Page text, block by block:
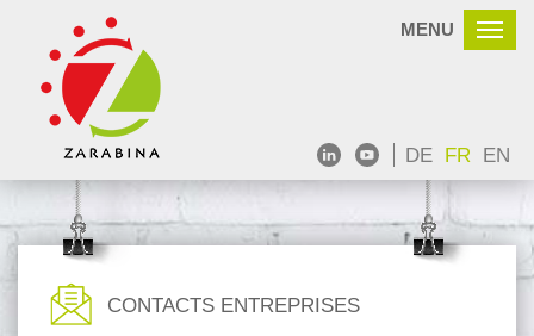
MENU
DE FR EN
CONTACTS ENTREPRISES